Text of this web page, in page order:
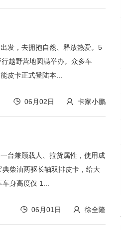
发，去拥抱自然、释放热爱。5
越野营地圆满举办。众多车
皮卡正式登陆本...
06月02日 卡家小鹏
台兼顾载人、拉货属性，使用成
柴油两驱长轴双排皮卡，给大
身高度仅 1...
06月01日 徐全隆